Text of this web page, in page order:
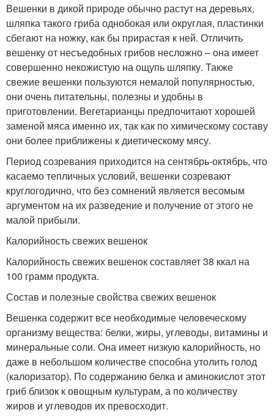
Вешенки в дикой природе обычно растут на деревьях,
шляпка такого гриба однобокая или округлая, пластинки
сбегают на ножку, как бы прирастая к ней. Отличить
вешенку от несъедобных грибов несложно – она имеет
совершенно некожистую на ощупь шляпку. Также
свежие вешенки пользуются немалой популярностью,
они очень питательны, полезны и удобны в
приготовлении. Вегетарианцы предпочитают хорошей
заменой мяса именно их, так как по химическому составу
они более приближены к диетическому мясу.
Период созревания приходится на сентябрь-октябрь, что
касаемо тепличных условий, вешенки созревают
круглогодично, что без сомнений является весомым
аргументом на их разведение и получение от этого не
малой прибыли.
Калорийность свежих вешенок
Калорийность свежих вешенок составляет 38 ккал на
100 грамм продукта.
Состав и полезные свойства свежих вешенок
Вешенка содержит все необходимые человеческому
организму вещества: белки, жиры, углеводы, витамины и
минеральные соли. Она имеет низкую калорийность, но
даже в небольшом количестве способна утолить голод
(калоризатор). По содержанию белка и аминокислот этот
гриб близок к овощным культурам, а по количеству
жиров и углеводов их превосходит.